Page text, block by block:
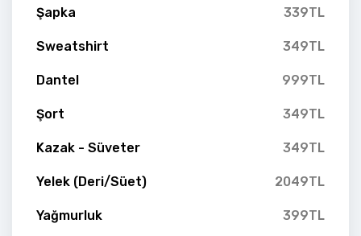
Şapka 339TL
Sweatshirt 349TL
Dantel 999TL
Şort 349TL
Kazak - Süveter 349TL
Yelek (Deri/Süet) 2049TL
Yağmurluk 399TL